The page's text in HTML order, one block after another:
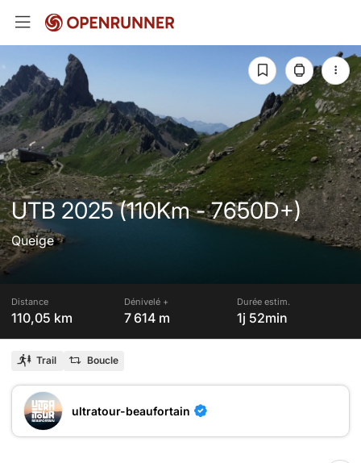
UTB 2025 (110Km - 7650D+)
Queige
Distance
110,05 km
Dénivelé +
7 614 m
Durée estim.
1j 52min
Trail Boucle
ultratour-beaufortain